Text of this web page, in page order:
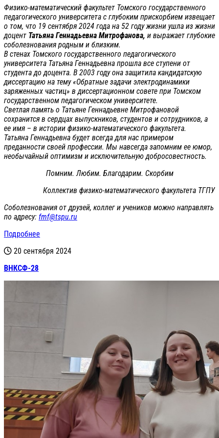
Физико-математический факультет Томского государственного
педагогического университета с глубоким прискорбием извещает
о том, что 19 сентября 2024 года на 52 году жизни ушла из жизни
доцент Татьяна Геннадьевна Митрофанова, и выражает глубокие
соболезнования родным и близким.
В стенах Томского государственного педагогического
университета Татьяна Геннадьевна прошла все ступени от
студента до доцента. В 2003 году она защитила кандидатскую
диссертацию на тему «Обратные задачи электродинамики
заряженных частиц» в диссертационном совете при Томском
государственном педагогическом университете.
Светлая память о Татьяне Геннадьевне Митрофановой
сохранится в сердцах выпускников, студентов и сотрудников, а
ее имя – в истории физико-математического факультета.
Татьяна Геннадьевна будет всегда для нас примером
преданности своей профессии. Мы навсегда запомним ее юмор,
необычайный оптимизм и исключительную добросовестность.
Помним. Любим. Благодарим. Скорбим
Коллектив физико-математического факультета ТГПУ
Соболезнования от друзей, коллег и учеников можно направлять
по адресу: fmf@tspu.ru
Подробнее
20 сентября 2024
ВНКСФ-28